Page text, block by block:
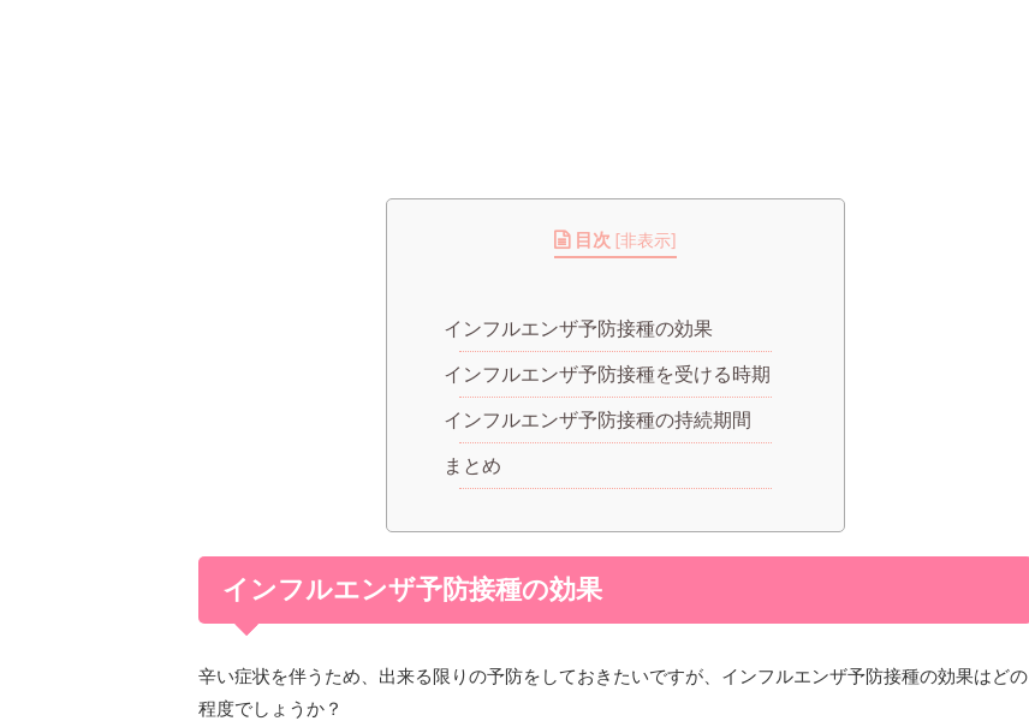
目次 [非表示]
インフルエンザ予防接種の効果
インフルエンザ予防接種を受ける時期
インフルエンザ予防接種の持続期間
まとめ
インフルエンザ予防接種の効果
辛い症状を伴うため、出来る限りの予防をしておきたいですが、インフルエンザ予防接種の効果はどの
程度でしょうか？